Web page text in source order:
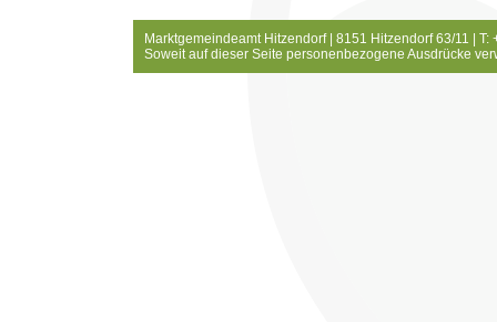
Marktgemeindeamt Hitzendorf | 8151 Hitzendorf 63/11 |
Soweit auf dieser Seite personenbezogene Ausdrücke